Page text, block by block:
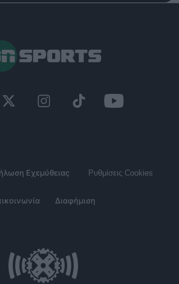
Εχεμύθειας Ρυθμίσεις Cookies
Διαφήμιση